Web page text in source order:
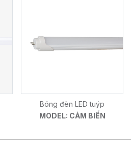
Bóng đèn LED tuýp
MODEL: CẢM BIẾN